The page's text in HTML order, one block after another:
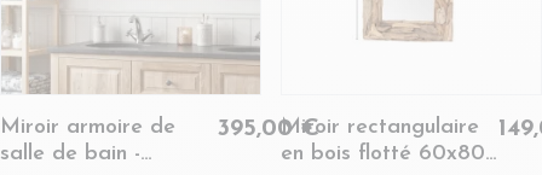
Miroir armoire de
salle de bain -
395,00 €Miroir rectangulaire
en bois flotté 60x80 -